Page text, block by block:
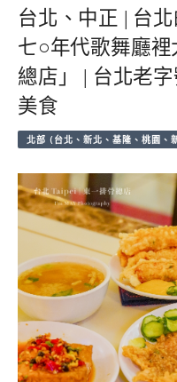
台北、中正 | 台
七○年代歌舞廳
總店」 | 台北老
美食
北部 (台北、新北、基隆、桃園、